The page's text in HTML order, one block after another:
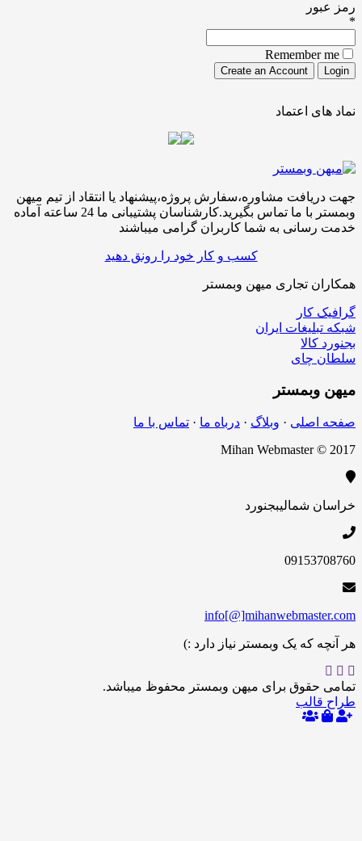
اعتماد
مشاوره،سفارش پروژه،پیشنهاد یا انتقاد از تیم میهن
وبمستر با ما تماس بگیرید.کارشناسان پشتیبانی ما 24 ساعته آماده
به شما کاربران گرامی میباشند
کسب و کار خود را رونق دهید
تجاری میهن وبمستر
ایران
چای
وبمستر
· وبلاگ · درباه ما · تماس با ما
Mihan Webmaster
شمالیبجنورد
که یک وبمستر نیاز دارد :)
برای میهن وبمستر محفوظ میباشد.